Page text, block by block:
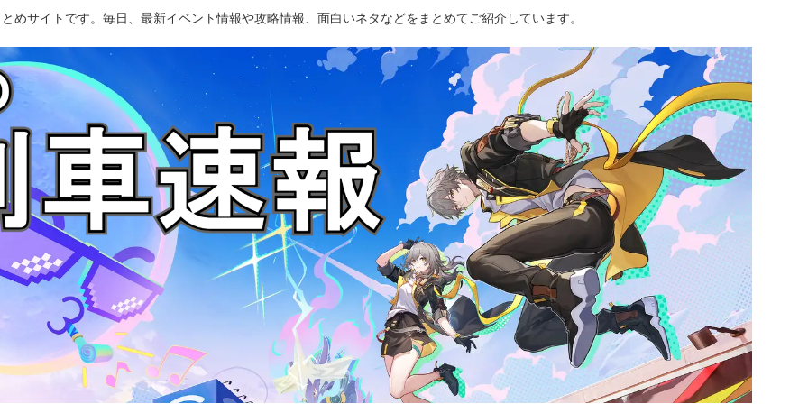
めサイトです。毎日、最新イベント情報や攻略情報、面白いネタなどをまとめてご紹介しています。